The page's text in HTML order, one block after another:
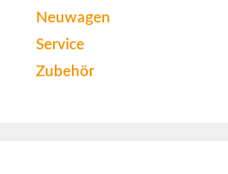
Neuwagen
Service
Zubehör